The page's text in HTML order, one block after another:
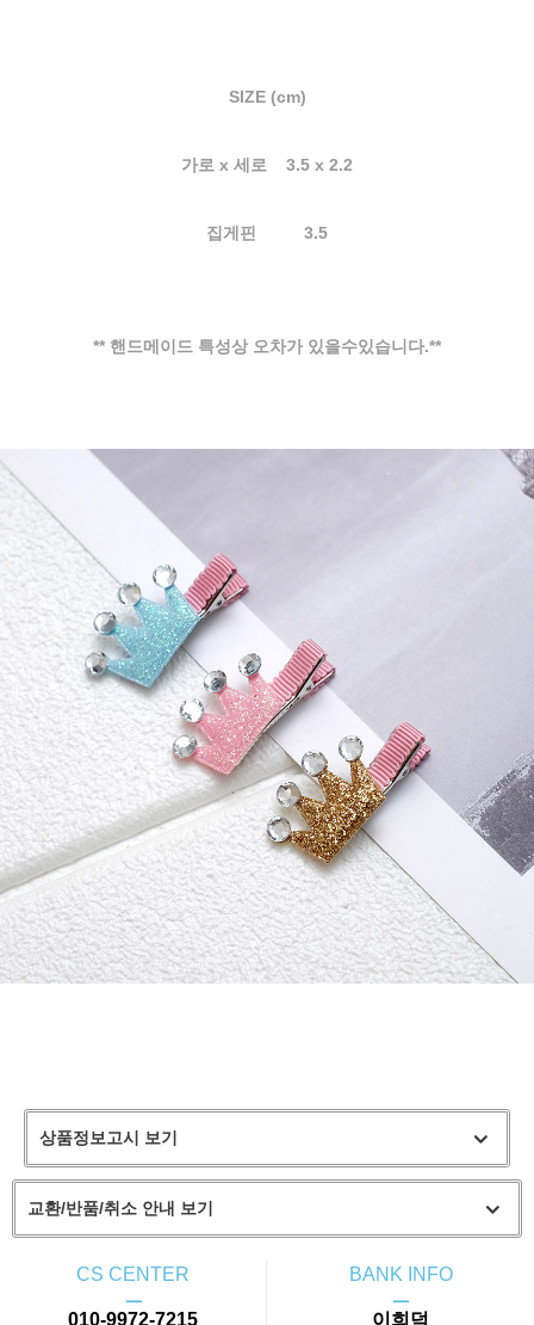
SIZE (cm)
가로 x 세로 3.5 x 2.2
집게핀 3.5
** 핸드메이드 특성상 오차가 있을수있습니다.**
상품정보고시 보기
교환/반품/취소 안내 보기
CS CENTER
ㅡ
010-9972-7215
BANK INFO
ㅡ
이희덕